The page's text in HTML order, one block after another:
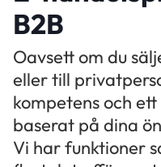
B2B
Oavsett om du
eller till
kompetens och
baserat på dina
Vi har funktioner